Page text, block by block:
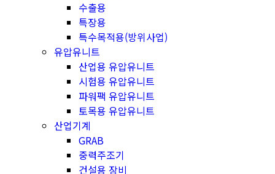
수출용
특장용
특수목적용(방위사업)
유압유니트
산업용 유압유니트
시험용 유압유니트
파워팩 유압유니트
토목용 유압유니트
산업기계
GRAB
중력주조기
건설용 장비